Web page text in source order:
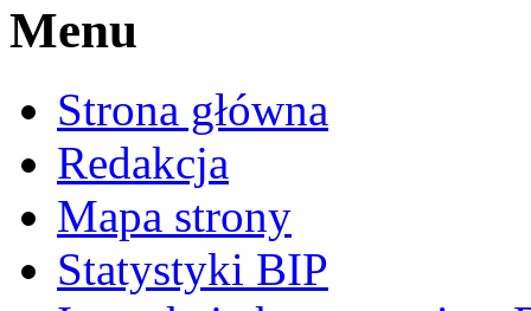
Menu
Strona główna
Redakcja
Mapa strony
Statystyki BIP